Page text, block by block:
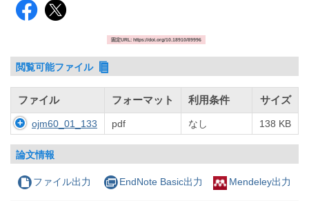
固定URL: https://doi.org/10.18910/89996
閲覧可能ファイル
ファイル フォーマット 利用条件 サイズ
ojm60_01_133 pdf なし 138 KB
論文情報
ファイル出力 EndNote Basic出力 Mendeley出力